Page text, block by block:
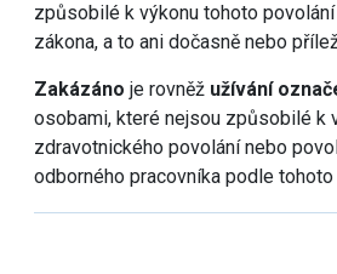
způsobilé k výkonu tohoto
zákona, a to ani dočasně nebo
Zakázáno je rovněž užívání
osobami, které nejsou způsobilé k
zdravotnického povolání nebo
odborného pracovníka podle tohoto